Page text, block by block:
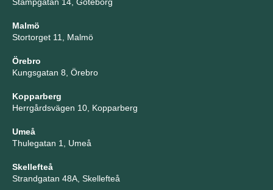
Malmö
Stortorget 11, Malmö
Örebro
Kungsgatan 8, Örebro
Kopparberg
Herrgårdsvägen 10, Kopparberg
Umeå
Thulegatan 1, Umeå
Skellefteå
Strandgatan 48A, Skellefteå